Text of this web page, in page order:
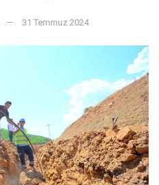
31 Temmuz 2024